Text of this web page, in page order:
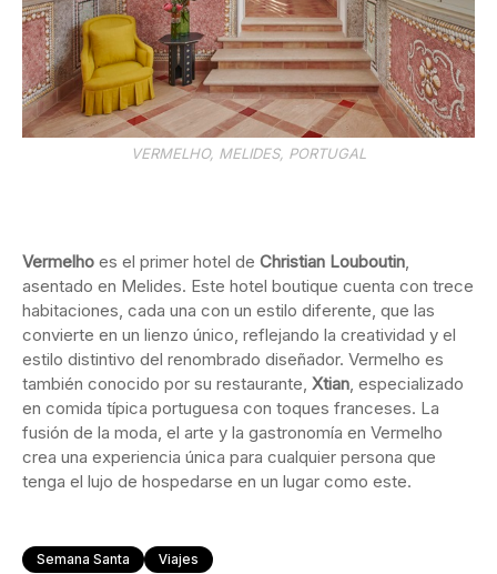
VERMELHO, MELIDES, PORTUGAL
Vermelho es el primer hotel de Christian Louboutin,
asentado en Melides. Este hotel boutique cuenta con trece
habitaciones, cada una con un estilo diferente, que las
convierte en un lienzo único, reflejando la creatividad y el
estilo distintivo del renombrado diseñador. Vermelho es
también conocido por su restaurante, Xtian, especializado
en comida típica portuguesa con toques franceses. La
fusión de la moda, el arte y la gastronomía en Vermelho
crea una experiencia única para cualquier persona que
tenga el lujo de hospedarse en un lugar como este.
Semana Santa Viajes